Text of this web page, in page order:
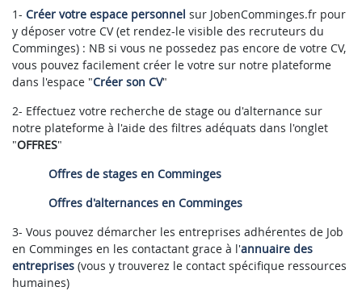
1- Créer votre espace personnel sur JobenComminges.fr pour
y déposer votre CV (et rendez-le visible des recruteurs du
Comminges) : NB si vous ne possedez pas encore de votre CV,
vous pouvez facilement créer le votre sur notre plateforme
dans l'espace "Créer son CV"
2- Effectuez votre recherche de stage ou d'alternance sur
notre plateforme à l'aide des filtres adéquats dans l'onglet
"OFFRES"
Offres de stages en Comminges
Offres d'alternances en Comminges
3- Vous pouvez démarcher les entreprises adhérentes de Job
en Comminges en les contactant grace à l'annuaire des
entreprises (vous y trouverez le contact spécifique ressources
humaines)